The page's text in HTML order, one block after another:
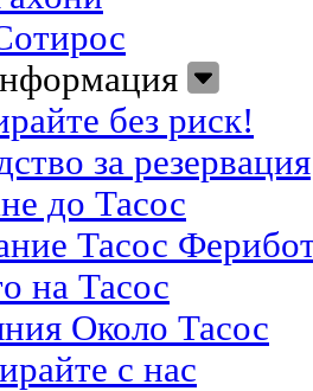
без риск!
за резервация
до Тасос
Тасос
на Тасос
Около Тасос
с нас